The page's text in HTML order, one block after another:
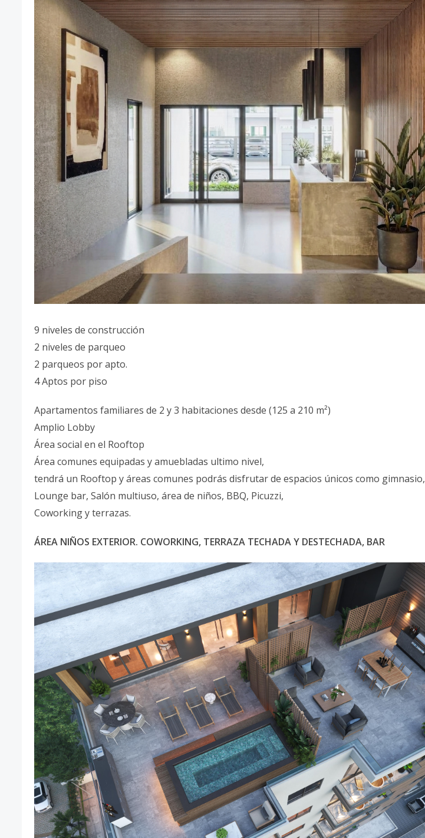
9 niveles de construcción
2 niveles de parqueo
2 parqueos por apto.
4 Aptos por piso
Apartamentos familiares de 2 y 3 habitaciones desde (125 a 210 m²)
Amplio Lobby
Área social en el Rooftop
Área comunes equipadas y amuebladas ultimo nivel,
tendrá un Rooftop y áreas comunes podrás disfrutar de espacios únicos como gimnasio,
Lounge bar, Salón multiuso, área de niños, BBQ, Picuzzi,
Coworking y terrazas.
ÁREA NIÑOS EXTERIOR. COWORKING, TERRAZA TECHADA Y DESTECHADA, BAR